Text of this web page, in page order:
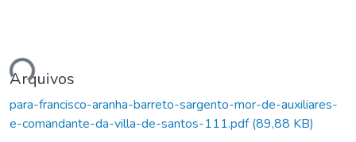
Arquivos
para-francisco-aranha-barreto-sargento-mor-de-auxiliares-
e-comandante-da-villa-de-santos-111.pdf(89,88 KB)